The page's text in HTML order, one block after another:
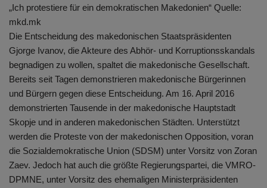
„Ich protestiere für ein demokratischen Makedonien“ Quelle:
mkd.mk
Die Entscheidung des makedonischen Staatspräsidenten
Gjorge Ivanov, die Akteure des Abhör- und Korruptionsskandals
begnadigen zu wollen, spaltet die makedonische Gesellschaft.
Bereits seit Tagen demonstrieren makedonische Bürgerinnen
und Bürgern gegen diese Entscheidung. Am 16. April 2016
demonstrierten Tausende in der makedonische Hauptstadt
Skopje und in anderen makedonischen Städten. Unterstützt
werden die Proteste von der makedonischen Opposition, voran
die Sozialdemokratische Union (SDSM) unter Vorsitz von Zoran
Zaev. Jedoch hat auch die größte Regierungspartei, die VMRO-
DPMNE, unter Vorsitz des ehemaligen Ministerpräsidenten